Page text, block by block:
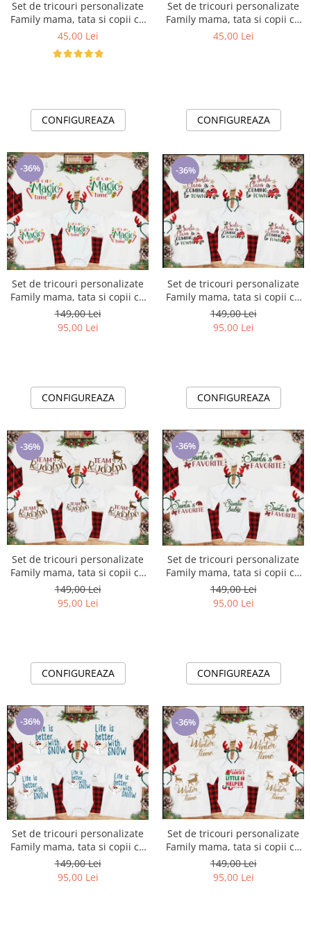
Set de tricouri personalizate
Family mama, tata si copii cu
tematica de Craciun, Happy
45,00 Lei
CONFIGUREAZA
Set de tricouri personalizate
Family mama, tata si copii cu
tematica de Craciun, Family
45,00 Lei
CONFIGUREAZA
-36%
Set de tricouri personalizate
Family mama, tata si copii cu
tematica de Craciun, Magic
Time
149,00 Lei
95,00 Lei
CONFIGUREAZA
-36%
Set de tricouri personalizate
Family mama, tata si copii cu
tematica de Craciun, Santa
Claus is in town
149,00 Lei
95,00 Lei
CONFIGUREAZA
-36%
Set de tricouri personalizate
Family mama, tata si copii cu
tematica de Craciun, Rudolf
Team
149,00 Lei
95,00 Lei
CONFIGUREAZA
-36%
Set de tricouri personalizate
Family mama, tata si copii cu
tematica de Craciun, Santa's
favorite
149,00 Lei
95,00 Lei
CONFIGUREAZA
-36%
Set de tricouri personalizate
Family mama, tata si copii cu
tematica de Craciun, Life with
snow
149,00 Lei
95,00 Lei
-36%
Set de tricouri personalizate
Family mama, tata si copii cu
tematica de Craciun, Winter
time
149,00 Lei
95,00 Lei